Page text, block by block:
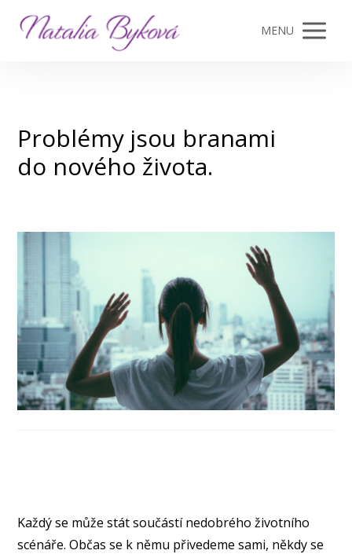
MENU
Problémy jsou branami
do nového života.
Každý se může stát součástí nedobrého životního
scénáře. Občas se k němu přivedeme sami, někdy se